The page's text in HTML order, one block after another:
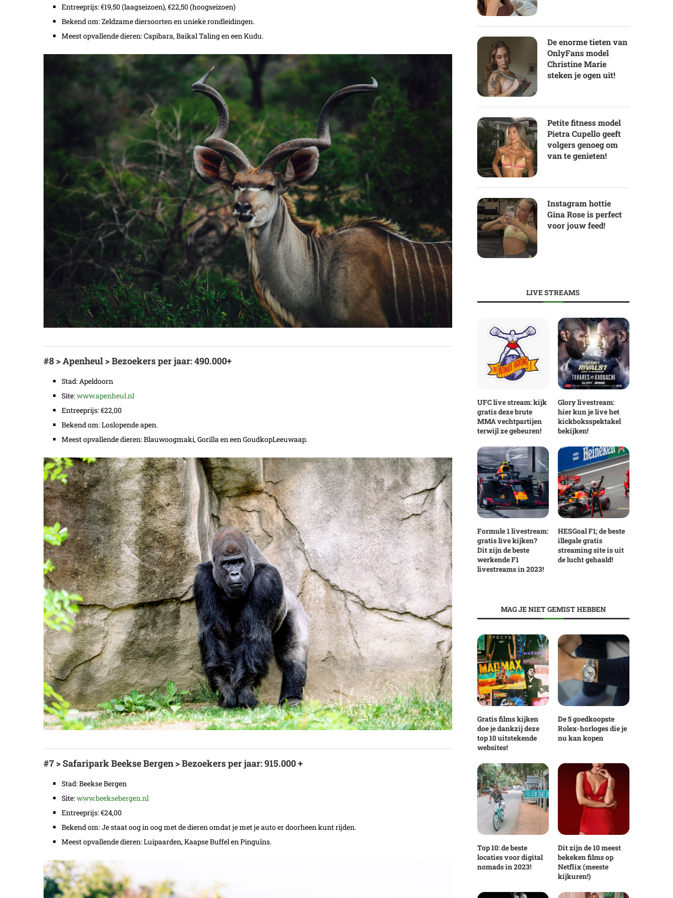
Entreeprijs: €19,50 (laagseizoen), €22,50 (hoogseizoen)
Bekend om: Zeldzame diersoorten en unieke rondleidingen.
Meest opvallende dieren: Capibara, Baikal Taling en een Kudu.
#8 > Apenheul > Bezoekers per jaar: 490.000+
Stad: Apeldoorn
Site:www.apenheul.nl
Entreeprijs: €22,00
Bekend om: Loslopende apen.
Meest opvallende dieren: Blauwoogmaki, Gorilla en een GoudkopLeeuwaap.
#7 > Safaripark Beekse Bergen > Bezoekers per jaar: 915.000 +
Stad: Beekse Bergen
Site:www.beeksebergen.nl
Entreeprijs: €24,00
Bekend om: Je staat oog in oog met de dieren omdat je met je auto er doorheen kunt rijden.
Meest opvallende dieren: Luipaarden, Kaapse Buffel en Pinguïns.
De enorme tieten van
OnlyFans model
Christine Marie
steken je ogen uit!
Petite fitness model
Pietra Cupello geeft
volgers genoeg om
van te genieten!
Instagram hottie
Gina Rose is perfect
voor jouw feed!
LIVE STREAMS
UFC live stream: kijk
gratis deze brute
MMA vechtpartijen
terwijl ze gebeuren!
Glory livestream:
hier kun je live het
kickboksspektakel
bekijken!
Formule 1 livestream:
gratis live kijken?
Dit zijn de beste
werkende F1
livestreams in 2023!
HESGoal F1; de beste
illegale gratis
streaming site is uit
de lucht gehaald!
MAG JE NIET GEMIST HEBBEN
Gratis films kijken
doe je dankzij deze
top 10 uitstekende
websites!
De 5 goedkoopste
Rolex-horloges die je
nu kan kopen
Top 10: de beste
locaties voor digital
nomads in 2023!
Dit zijn de 10 meest
bekeken films op
Netflix (meeste
kijkuren!)